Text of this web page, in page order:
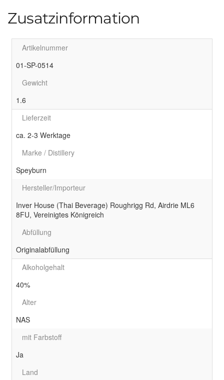
Zusatzinformation
Artikelnummer
01-SP-0514
Gewicht
1.6
Lieferzeit
ca. 2-3 Werktage
Marke / Distillery
Speyburn
Hersteller/Importeur
Inver House (Thai Beverage) Roughrigg Rd, Airdrie ML6
8FU, Vereinigtes Königreich
Abfüllung
Originalabfüllung
Alkoholgehalt
40%
Alter
NAS
mit Farbstoff
Ja
Land